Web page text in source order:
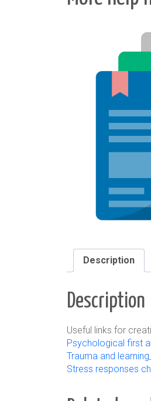
Description
Description
Useful links for
Psychological first
Trauma and
Stress responses